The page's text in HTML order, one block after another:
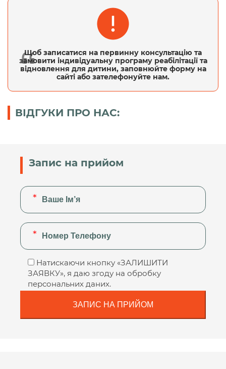
Щоб записатися на первинну консультацію та
замовити індивідуальну програму реабілітації та
відновлення для дитини, заповнюйте форму на
сайті або зателефонуйте нам.
ВІДГУКИ ПРО НАС:
Запис на прийом
Натискаючи кнопку «ЗАЛИШИТИ
ЗАЯВКУ», я даю згоду на обробку
персональних даних.